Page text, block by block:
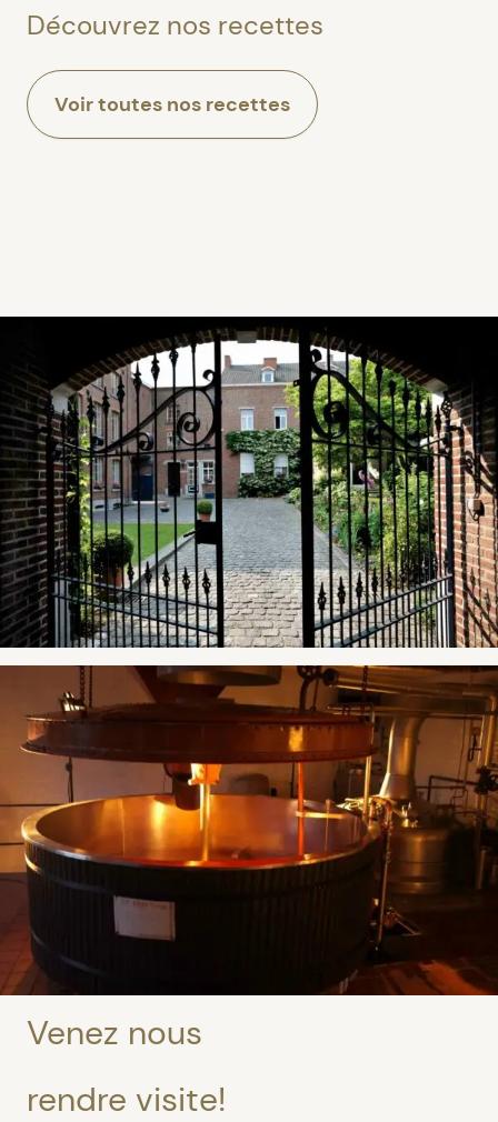
Découvrez nos recettes
Voir toutes nos recettes
Venez nous
rendre visite!